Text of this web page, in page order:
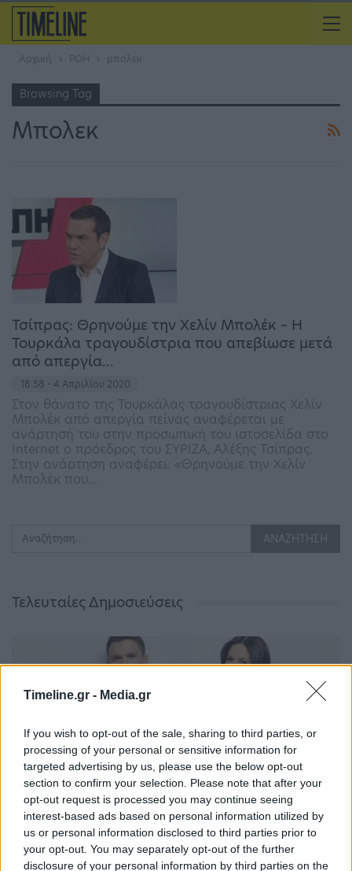
Timeline.gr - Media.gr
If you wish to opt-out of the sale, sharing to third parties, or
processing of your personal or sensitive information for
targeted advertising by us, please use the below opt-out
section to confirm your selection. Please note that after your
opt-out request is processed you may continue seeing
interest-based ads based on personal information utilized by
us or personal information disclosed to third parties prior to
your opt-out. You may separately opt-out of the further
disclosure of your personal information by third parties on the
Αρχική ΡΟΗ μπολεκ
Browsing Tag
Μπολεκ
Τσίπρας: Θρηνούμε την Χελίν Μπολέκ – Η
Τουρκάλα τραγουδίστρια που απεβίωσε μετά
από απεργία…
18:58 - 4 Απριλίου 2020
Στον θάνατο της Τουρκάλας τραγουδίστριας Χελίν
Μπολέκ από απεργία πείνας αναφέρεται με
ανάρτησή του στην προσωπική του ιστοσελίδα στο
Internet ο πρόεδρος του ΣΥΡΙΖΑ, Αλέξης Τσίπρας.
Στην ανάρτηση αναφέρει: «Θρηνούμε την Χελίν
Μπολέκ που…
Τελευταίες Δημοσιεύσεις
Σε νέα ώρα το «Mega